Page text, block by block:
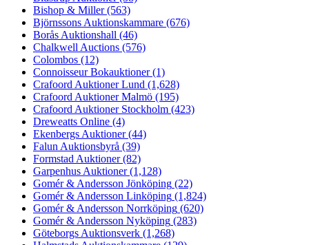
Bishop & Miller (563)
Björnssons Auktionskammare (676)
Borås Auktionshall (46)
Chalkwell Auctions (576)
Colombos (12)
Connoisseur Bokauktioner (1)
Crafoord Auktioner Lund (1,628)
Crafoord Auktioner Malmö (195)
Crafoord Auktioner Stockholm (423)
Dreweatts Online (4)
Ekenbergs Auktioner (44)
Falun Auktionsbyrå (39)
Formstad Auktioner (82)
Garpenhus Auktioner (1,128)
Gomér & Andersson Jönköping (22)
Gomér & Andersson Linköping (1,824)
Gomér & Andersson Norrköping (620)
Gomér & Andersson Nyköping (283)
Göteborgs Auktionsverk (1,268)